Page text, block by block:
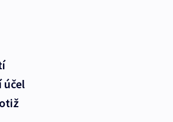
účel